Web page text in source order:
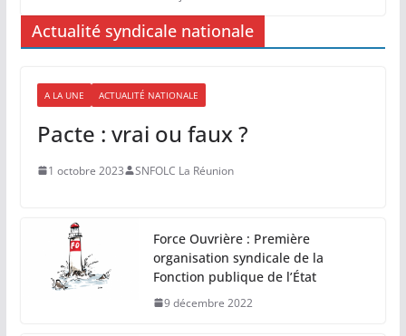
Actualité syndicale nationale
A LA UNE ACTUALITÉ NATIONALE
Pacte : vrai ou faux ?
1 octobre 2023 SNFOLC La Réunion
Force Ouvrière : Première
organisation syndicale de la
Fonction publique de l’État
9 décembre 2022